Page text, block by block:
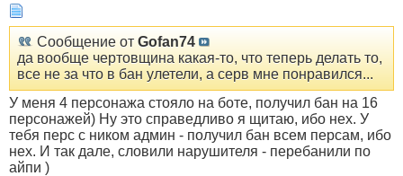
Сообщение от Gofan74
да вообще чертовщина какая-то, что теперь делать то,
все не за что в бан улетели, а серв мне понравился...
У меня 4 персонажа стояло на боте, получил бан на 16
персонажей) Ну это справедливо я щитаю, ибо нех. У
тебя перс с ником админ - получил бан всем персам, ибо
нех. И так дале, словили нарушителя - перебанили по
айпи )